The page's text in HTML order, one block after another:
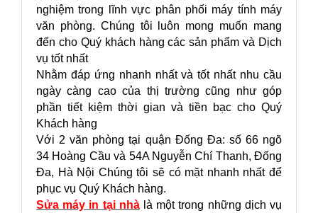
nghiệm trong lĩnh vực phân phối máy tính máy
văn phòng. Chúng tôi luôn mong muốn mang
đến cho Quý khách hàng các sản phẩm và Dịch
vụ tốt nhất
Nhằm đáp ứng nhanh nhất và tốt nhất nhu cầu
ngày càng cao của thị trường cũng như góp
phần tiết kiệm thời gian và tiền bạc cho Quý
Khách hàng
Với 2 văn phòng tại quận Đống Đa: số 66 ngõ
34 Hoàng Cầu và 54A Nguyễn Chí Thanh, Đống
Đa, Hà Nội Chúng tôi sẽ có mặt nhanh nhất để
phục vụ Quý Khách hàng.
Sửa máy in tại nhàlà một trong những dịch vụ